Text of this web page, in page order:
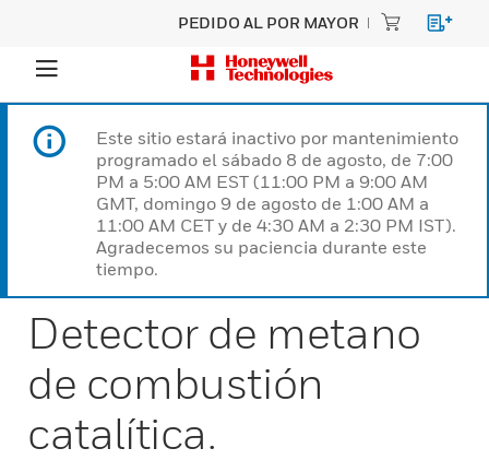
PEDIDO AL POR MAYOR
Este sitio estará inactivo por mantenimiento
programado el sábado 8 de agosto, de 7:00
PM a 5:00 AM EST (11:00 PM a 9:00 AM
GMT, domingo 9 de agosto de 1:00 AM a
11:00 AM CET y de 4:30 AM a 2:30 PM IST).
Agradecemos su paciencia durante este
tiempo.
Detector de metano
de combustión
catalítica.